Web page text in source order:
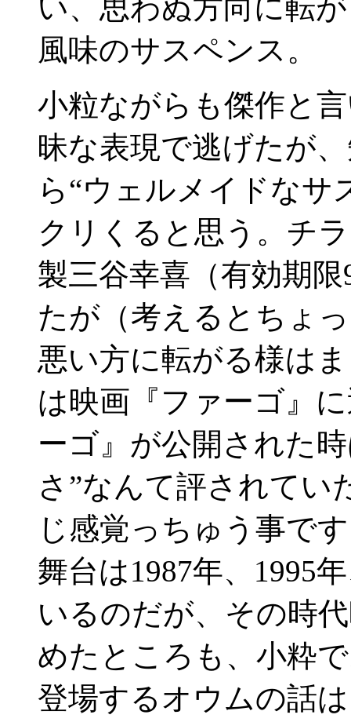
い、思わぬ方向に転
風味のサスペンス。
小粒ながらも傑作と
昧な表現で逃げたが
ら“ウェルメイドなサ
クリくると思う。チ
製三谷幸喜（有効期
たが（考えるとちょ
悪い方に転がる様は
は映画『ファーゴ』
ーゴ』が公開された
さ”なんて評されてい
じ感覚っちゅう事で
舞台は1987年、1995
いるのだが、その時
めたところも、小粋
登場するオウムの話